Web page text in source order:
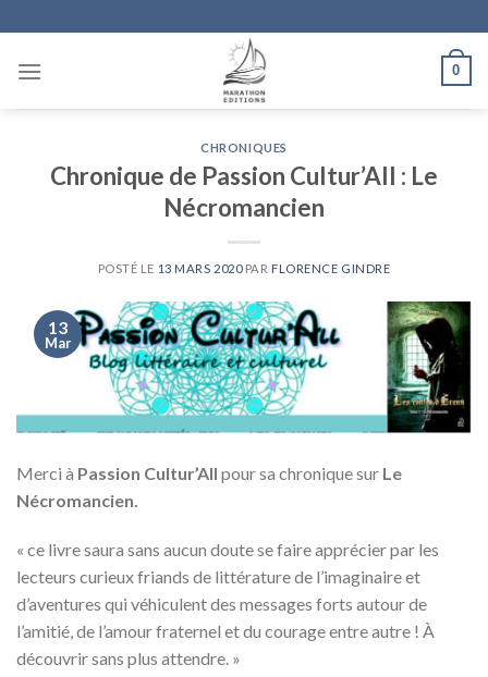
to
content
0
CHRONIQUES
Chronique de Passion Cultur’All : Le
Nécromancien
POSTÉ LE 13 MARS 2020PAR FLORENCE GINDRE
13
Mar
Merci à Passion Cultur’All pour sa chronique sur Le
Nécromancien.
« ce livre saura sans aucun doute se faire apprécier par les
lecteurs curieux friands de littérature de l’imaginaire et
d’aventures qui véhiculent des messages forts autour de
l’amitié, de l’amour fraternel et du courage entre autre ! À
découvrir sans plus attendre. »